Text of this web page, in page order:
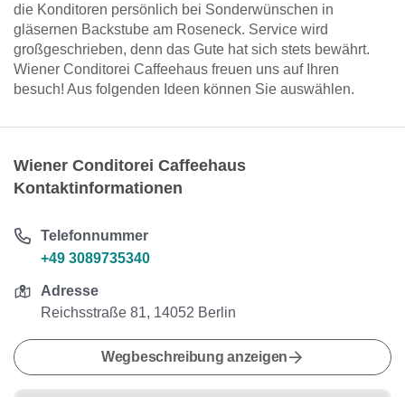
die Konditoren persönlich bei Sonderwünschen in
gläsernen Backstube am Roseneck. Service wird
großgeschrieben, denn das Gute hat sich stets bewährt.
Wiener Conditorei Caffeehaus freuen uns auf Ihren
besuch! Aus folgenden Ideen können Sie auswählen.
Wiener Conditorei Caffeehaus
Kontaktinformationen
Telefonnummer
+49 3089735340
Adresse
Reichsstraße 81, 14052 Berlin
Wegbeschreibung anzeigen